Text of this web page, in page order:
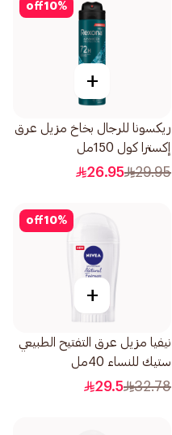
10%
off
+
ريكسونا للرجال بخاخ مزيل عرق
إكسترا كول 150مل
29.95
26.95
10%
off
+
نيفيا مزيل عرق التفتيح الطبيعي
ستيك للنساء 40مل
32.78
29.5